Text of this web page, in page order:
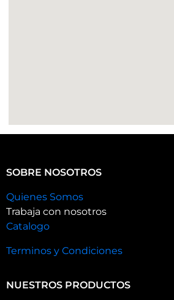
SOBRE NOSOTROS
Quienes Somos
Trabaja con nosotros
Catalogo
Terminos y Condiciones
NUESTROS PRODUCTOS